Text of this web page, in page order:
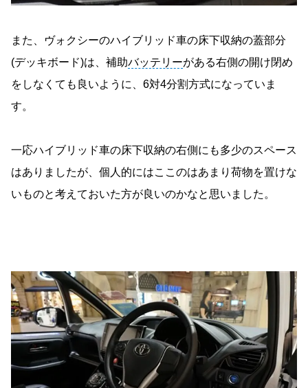
また、ヴォクシーのハイブリッド車の床下収納の蓋部分
(デッキボード)は、補助バッテリーがある右側の開け閉め
をしなくても良いように、6対4分割方式になっていま
す。
一応ハイブリッド車の床下収納の右側にも多少のスペース
はありましたが、個人的にはここのはあまり荷物を置けな
いものと考えておいた方が良いのかなと思いました。